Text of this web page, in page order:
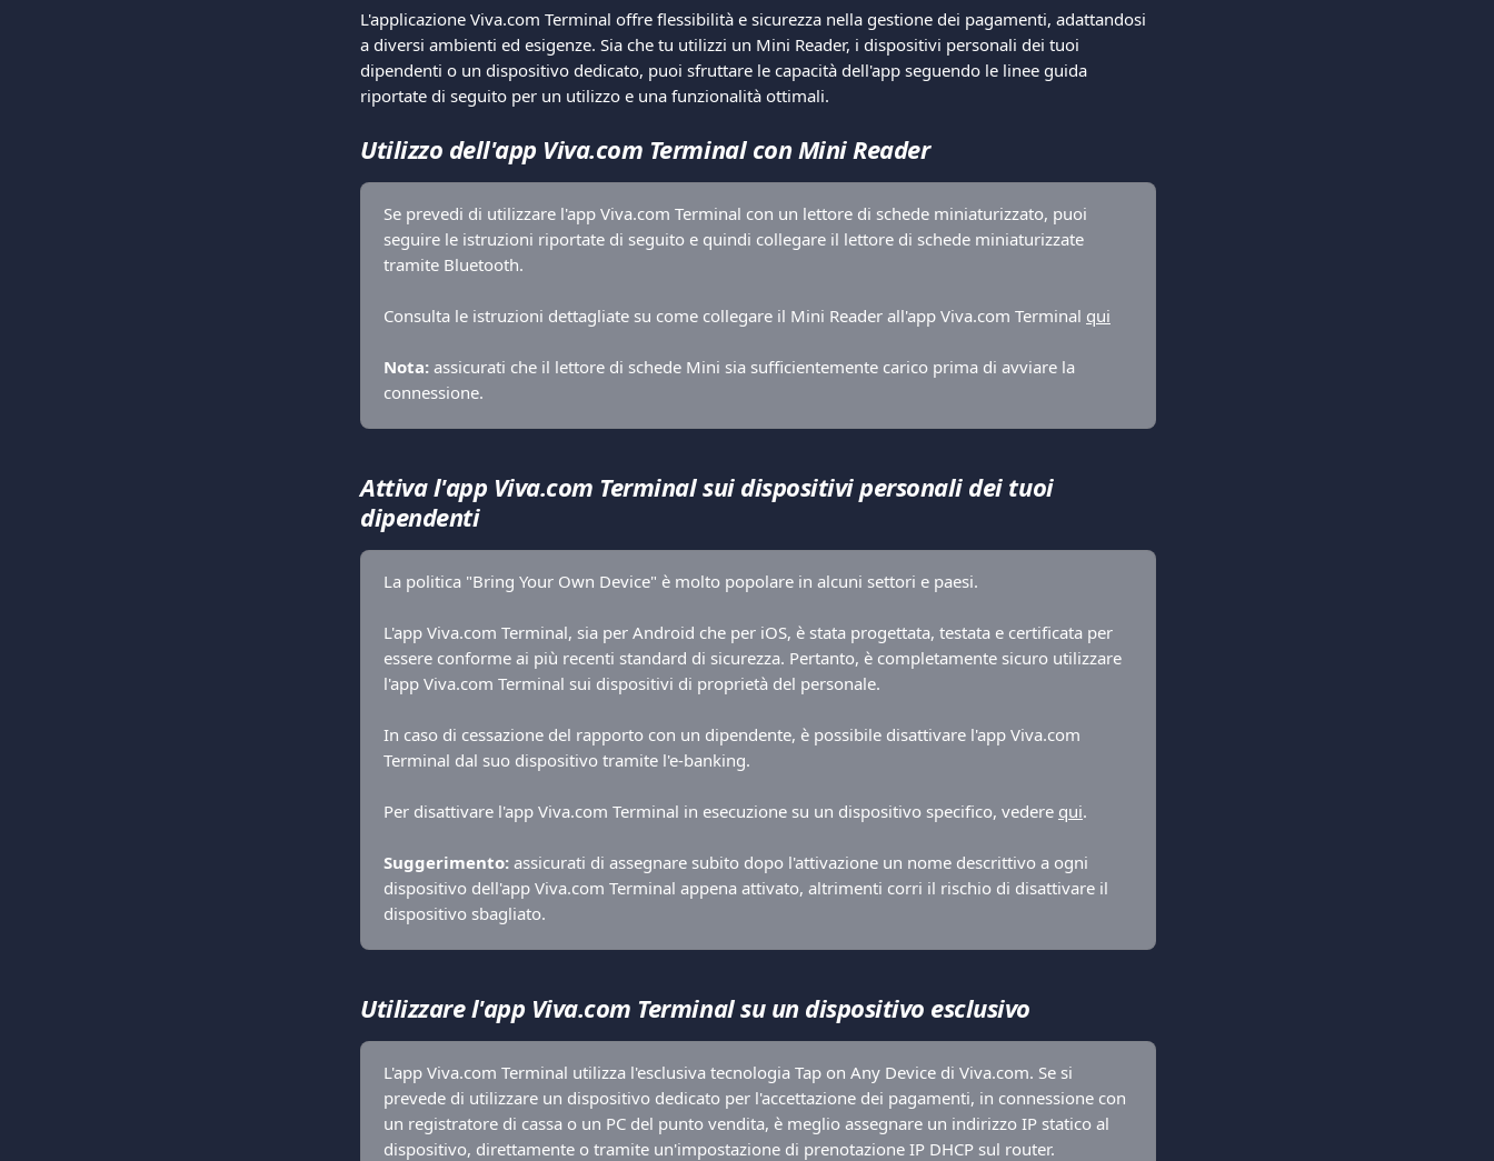
L'applicazione Viva.com Terminal offre flessibilità e sicurezza nella gestione dei pagamenti, adattandosi
a diversi ambienti ed esigenze. Sia che tu utilizzi un Mini Reader, i dispositivi personali dei tuoi
dipendenti o un dispositivo dedicato, puoi sfruttare le capacità dell'app seguendo le linee guida
riportate di seguito per un utilizzo e una funzionalità ottimali.
Utilizzo dell'app Viva.com Terminal con Mini Reader
Se prevedi di utilizzare l'app Viva.com Terminal con un lettore di schede miniaturizzato, puoi
seguire le istruzioni riportate di seguito e quindi collegare il lettore di schede miniaturizzate
tramite Bluetooth.
Consulta le istruzioni dettagliate su come collegare il Mini Reader all'app Viva.com Terminal qui
Nota: assicurati che il lettore di schede Mini sia sufficientemente carico prima di avviare la
connessione.
Attiva l'app Viva.com Terminal sui dispositivi personali dei tuoi
dipendenti
La politica "Bring Your Own Device" è molto popolare in alcuni settori e paesi.
L'app Viva.com Terminal, sia per Android che per iOS, è stata progettata, testata e certificata per
essere conforme ai più recenti standard di sicurezza. Pertanto, è completamente sicuro utilizzare
l'app Viva.com Terminal sui dispositivi di proprietà del personale.
In caso di cessazione del rapporto con un dipendente, è possibile disattivare l'app Viva.com
Terminal dal suo dispositivo tramite l'e-banking.
Per disattivare l'app Viva.com Terminal in esecuzione su un dispositivo specifico, vedere qui.
Suggerimento: assicurati di assegnare subito dopo l'attivazione un nome descrittivo a ogni
dispositivo dell'app Viva.com Terminal appena attivato, altrimenti corri il rischio di disattivare il
dispositivo sbagliato.
Utilizzare l'app Viva.com Terminal su un dispositivo esclusivo
L'app Viva.com Terminal utilizza l'esclusiva tecnologia Tap on Any Device di Viva.com. Se si
prevede di utilizzare un dispositivo dedicato per l'accettazione dei pagamenti, in connessione con
un registratore di cassa o un PC del punto vendita, è meglio assegnare un indirizzo IP statico al
dispositivo, direttamente o tramite un'impostazione di prenotazione IP DHCP sul router.